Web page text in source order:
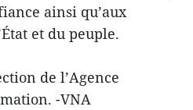
ainsi qu’aux
et du peuple.
de l’Agence
-VNA